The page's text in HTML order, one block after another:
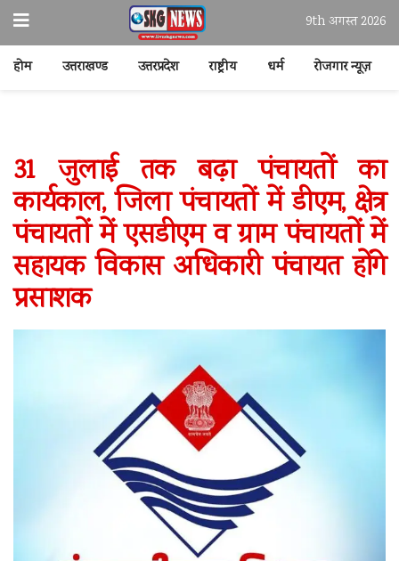
9th अगस्त 2026
होम उत्तराखण्ड उत्तरप्रदेश राष्ट्रीय धर्म रोजगार न्यूज़
31 जुलाई तक बढ़ा पंचायतों का
कार्यकाल, जिला पंचायतों में डीएम, क्षेत्र
पंचायतों में एसडीएम व ग्राम पंचायतों में
सहायक विकास अधिकारी पंचायत होंगे
प्रसाशक